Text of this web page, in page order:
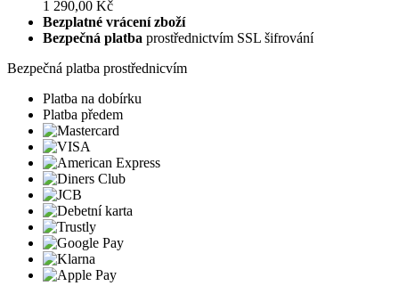
1 290,00 Kč
Bezplatné vrácení zboží
Bezpečná platba prostřednictvím SSL šifrování
Bezpečná platba prostřednicvím
Platba na dobírku
Platba předem